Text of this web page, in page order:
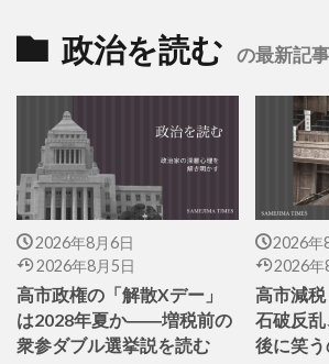
政治を読む の最新記
2026年8月6日
2026年8月5日
高市政権の「解散Xデー」
は2028年夏か――増税前の
衆参ダブル選挙説を読む
2026年
2026年
高市減
石破反
後に笑